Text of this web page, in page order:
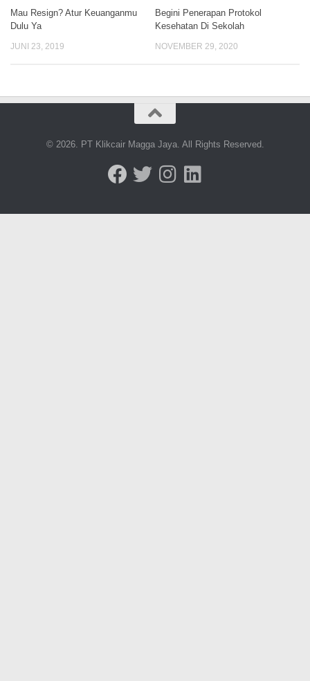
Mau Resign? Atur Keuanganmu
Dulu Ya
JUNI 23, 2019
Begini Penerapan Protokol
Kesehatan Di Sekolah
NOVEMBER 29, 2020
© 2026. PT Klikcair Magga Jaya. All Rights Reserved.